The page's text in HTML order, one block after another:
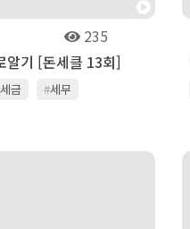
235
알기 [돈세클 13회]
세금 #세무